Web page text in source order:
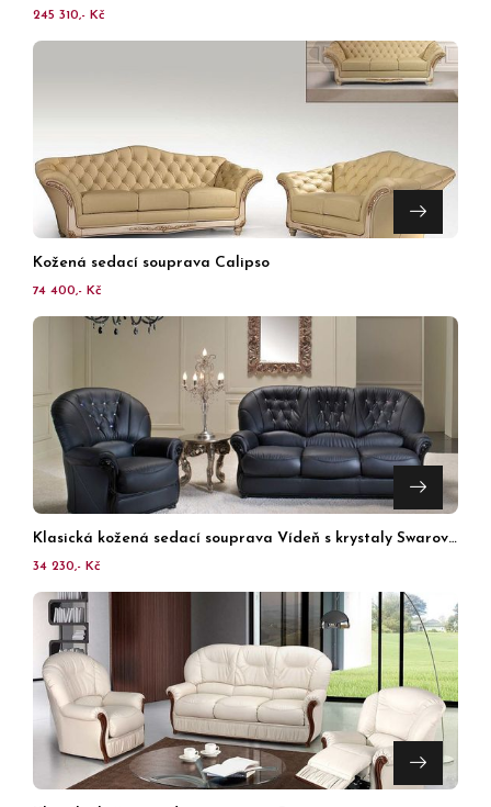
245 310,- Kč
Kožená sedací souprava Calipso
74 400,- Kč
Klasická kožená sedací souprava Vídeň s krystaly Swarovski
34 230,- Kč